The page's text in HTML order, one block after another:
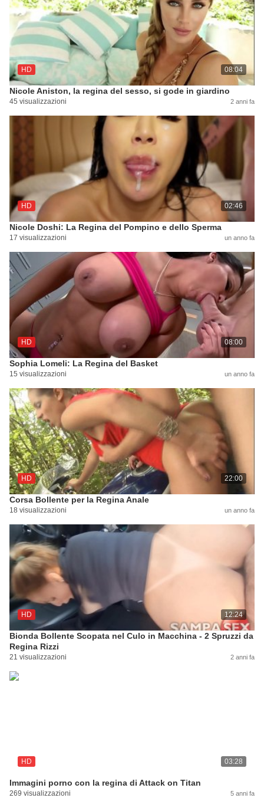
HD 08:04
Nicole Aniston, la regina del sesso, si gode in giardino
45 visualizzazioni 2 anni fa
HD 02:46
Nicole Doshi: La Regina del Pompino e dello Sperma
17 visualizzazioni un anno fa
HD 08:00
Sophia Lomeli: La Regina del Basket
15 visualizzazioni un anno fa
HD 22:00
Corsa Bollente per la Regina Anale
18 visualizzazioni un anno fa
HD 12:24
Bionda Bollente Scopata nel Culo in Macchina - 2 Spruzzi da
Regina Rizzi
21 visualizzazioni 2 anni fa
HD 03:28
Immagini porno con la regina di Attack on Titan
269 visualizzazioni 5 anni fa